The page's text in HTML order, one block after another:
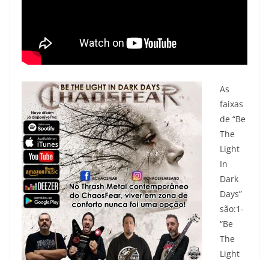
As
faixas
de “Be
The
Light
In
Dark
Days”
são:1-
“Be
The
Light